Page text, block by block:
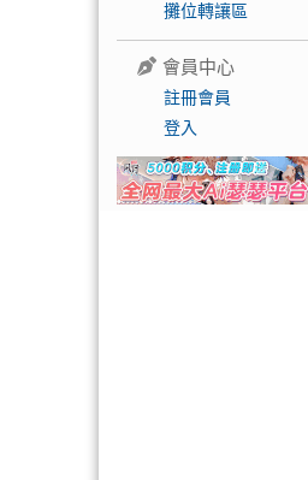
攤位轉讓區
會員中心
註冊會員
登入